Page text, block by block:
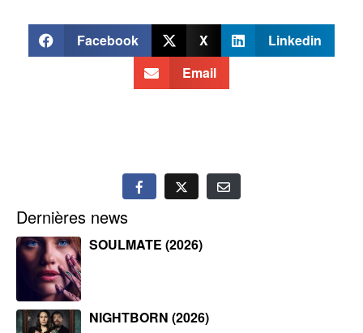
Facebook X
Linkedin
Email
Dernières news
SOULMATE (2026)
NIGHTBORN (2026)